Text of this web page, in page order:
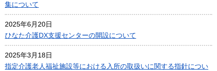
集について
2025年6月20日
ひなた介護DX支援センターの開設について
2025年3月18日
指定介護老人福祉施設等における入所の取扱いに関する指針につい